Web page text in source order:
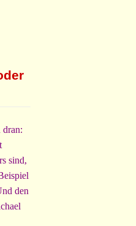
dran:
sind,
den